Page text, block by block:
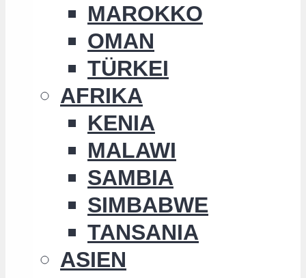
MAROKKO
OMAN
TÜRKEI
AFRIKA
KENIA
MALAWI
SAMBIA
SIMBABWE
TANSANIA
ASIEN